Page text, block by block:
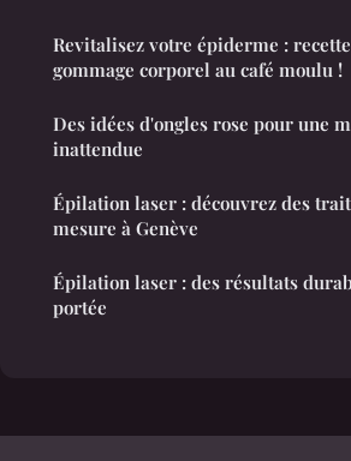
Revitalisez votre épiderme :
gommage corporel au café moulu !
Des idées d'ongles rose pour une
inattendue
Épilation laser : découvrez des
mesure à Genève
Épilation laser : des résultats
portée